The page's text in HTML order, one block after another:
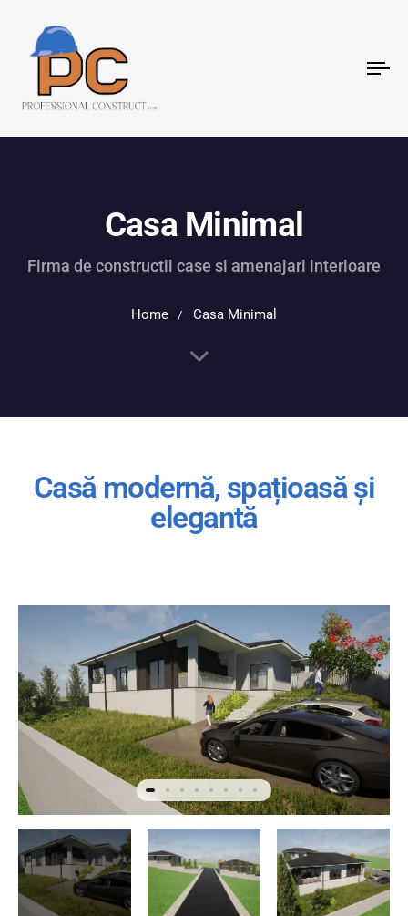
Casa Minimal
Firma de constructii case si amenajari interioare
Home Casa Minimal
Casă modernă, spațioasă și
elegantă